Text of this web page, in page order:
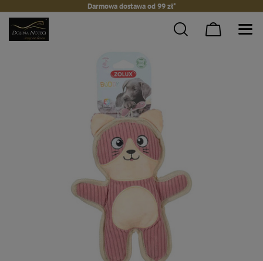
Darmowa dostawa od 99 zł*